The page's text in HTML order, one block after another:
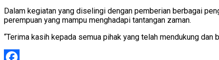
Dalam kegiatan yang diselingi dengan pemberian berbagai
perempuan yang mampu menghadapi tantangan zaman.
“Terima kasih kepada semua pihak yang telah mendukung